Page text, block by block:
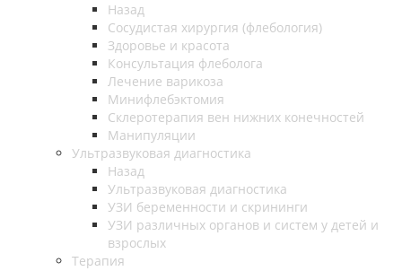
Назад
Cосудистая хирургия (флебология)
Здоровье и красота
Консультация флеболога
Лечение варикоза
Минифлебэктомия
Склеротерапия вен нижних конечностей
Манипуляции
Ультразвуковая диагностика
Назад
Ультразвуковая диагностика
УЗИ беременности и скрининги
УЗИ различных органов и систем у детей и
взрослых
Терапия